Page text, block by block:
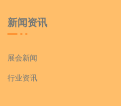
新闻资讯
展会新闻
行业资讯